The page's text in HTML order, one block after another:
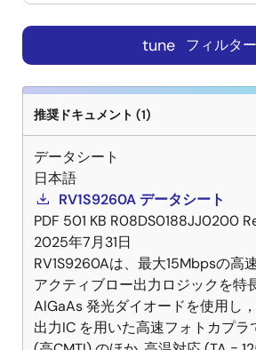
tune フィルター
推奨ドキュメント (1)
データシート
日本語
RV1S9260A データシート
PDF 501 KB R08DS0188JJ0200
2025年7月31日
RV1S9260Aは、最大15Mbpsの高
アクティブロー出力ロジックを特
AlGaAs 発光ダイオードを使用し
出力IC を用いた高速フォトカプ